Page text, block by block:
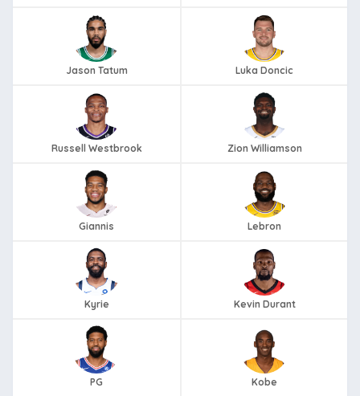
Jason Tatum Luka Doncic
Russell Westbrook Zion Williamson
Giannis Lebron
Kyrie Kevin Durant
PG Kobe